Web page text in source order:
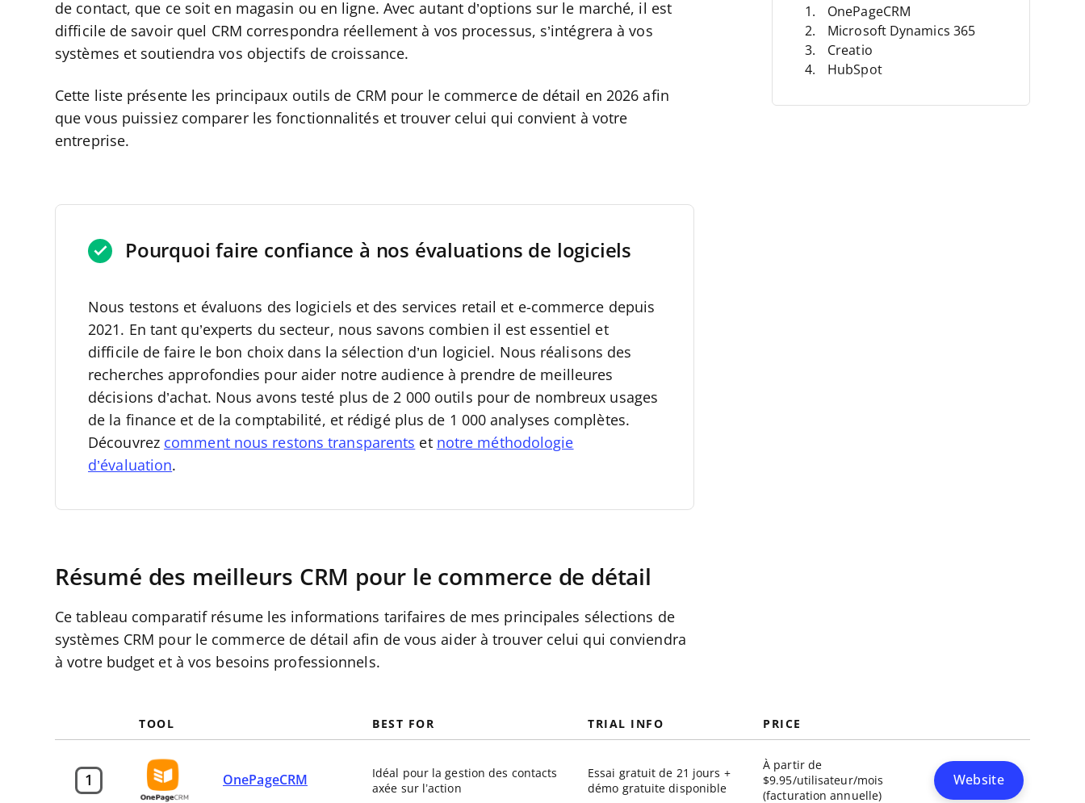
de contact, que ce soit en magasin ou en ligne. Avec autant d’options sur le marché, il est
difficile de savoir quel CRM correspondra réellement à vos processus, s’intégrera à vos
systèmes et soutiendra vos objectifs de croissance.
Cette liste présente les principaux outils de CRM pour le commerce de détail en 2026 afin
que vous puissiez comparer les fonctionnalités et trouver celui qui convient à votre
entreprise.
Pourquoi faire confiance à nos évaluations de logiciels
Nous testons et évaluons des logiciels et des services retail et e-commerce depuis
2021. En tant qu’experts du secteur, nous savons combien il est essentiel et
difficile de faire le bon choix dans la sélection d’un logiciel. Nous réalisons des
recherches approfondies pour aider notre audience à prendre de meilleures
décisions d’achat. Nous avons testé plus de 2 000 outils pour de nombreux usages
de la finance et de la comptabilité, et rédigé plus de 1 000 analyses complètes.
Découvrez comment nous restons transparents et notre méthodologie
d’évaluation.
Résumé des meilleurs CRM pour le commerce de détail
Ce tableau comparatif résume les informations tarifaires de mes principales sélections de
systèmes CRM pour le commerce de détail afin de vous aider à trouver celui qui conviendra
à votre budget et à vos besoins professionnels.
TOOL BEST FOR TRIAL INFO PRICE
1 OnePageCRM
Idéal pour la gestion des contacts
axée sur l’action
Essai gratuit de 21 jours +
démo gratuite disponible
À partir de
$9.95/utilisateur/mois
(facturation annuelle)
Website
OnePageCRM
Microsoft Dynamics 365
Creatio
HubSpot
Pipedrive